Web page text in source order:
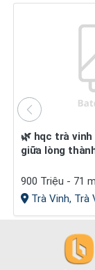
🌿 hqc trà vinh – không gian sống xanh
giữa lòng
900 Triệu - 71
Trà Vinh, Trà